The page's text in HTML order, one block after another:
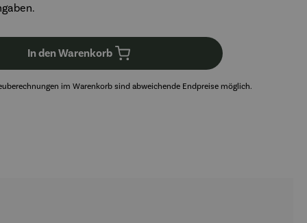
In den Warenkorb
im Warenkorb sind abweichende Endpreise möglich.